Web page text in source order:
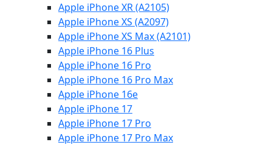
Apple iPhone XR (A2105)
Apple iPhone XS (A2097)
Apple iPhone XS Max (A2101)
Apple iPhone 16 Plus
Apple iPhone 16 Pro
Apple iPhone 16 Pro Max
Apple iPhone 16e
Apple iPhone 17
Apple iPhone 17 Pro
Apple iPhone 17 Pro Max